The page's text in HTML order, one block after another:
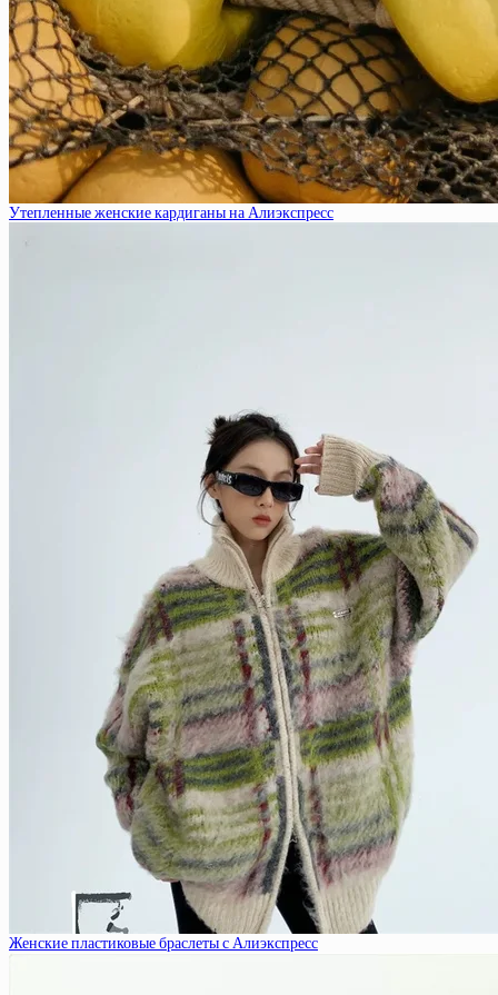
Утепленные женские кардиганы на Алиэкспресс
Женские пластиковые браслеты с Алиэкспресс